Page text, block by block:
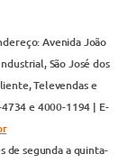
Avenida João
São José dos
Televendas e
e 4000-1194 | E-
de segunda a quinta-